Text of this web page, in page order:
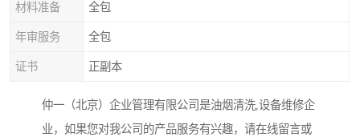
材料准备 全包
年审服务 全包
证书 正副本
仲一（北京）企业管理有限公司是油烟清洗,设备维修企
业，如果您对我公司的产品服务有兴趣，请在线留言或